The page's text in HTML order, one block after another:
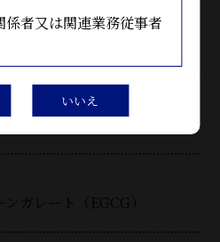
末
きな気分維持
ガレート（EGCG）
係者又は関連業務従事者
いいえ